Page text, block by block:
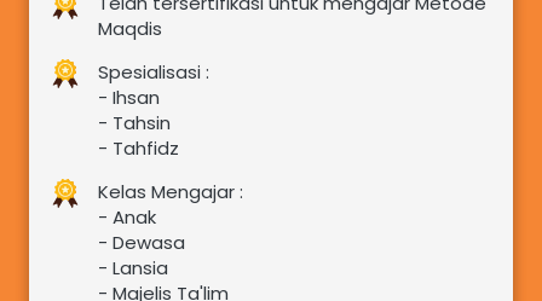
Maqdis
Spesialisasi :
- Ihsan
- Tahsin
- Tahfidz
Kelas Mengajar :
- Anak
- Dewasa
- Lansia
- Majelis Ta'lim